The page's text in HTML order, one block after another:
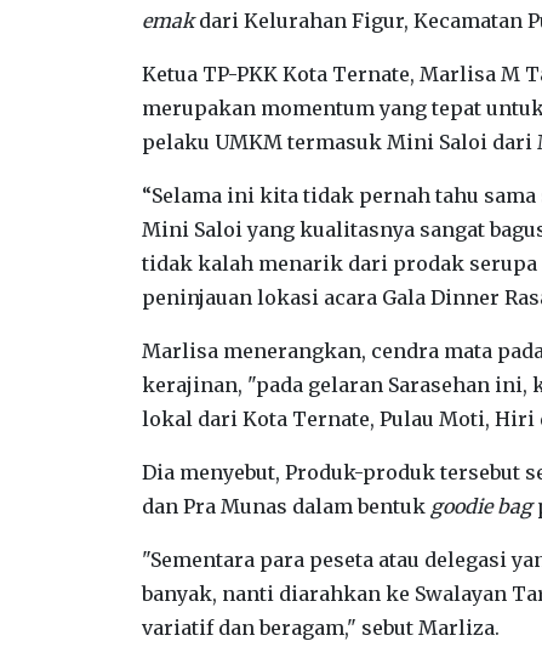
emakdari Kelurahan Figur, Kecamatan
Ketua TP-PKK Kota Ternate, Marlisa M
merupakan momentum yang tepat
pelaku UMKM termasuk Mini Saloi
“Selama ini kita tidak pernah tahu
Mini Saloi yang kualitasnya sangat
tidak kalah menarik dari prodak serupa
peninjauan lokasi acara Gala Dinner
Marlisa menerangkan, cendra mata
kerajinan, "pada gelaran Sarasehan
lokal dari Kota Ternate, Pulau Moti, Hiri
Dia menyebut, Produk-produk tersebut
dan Pra Munas dalam bentuk goodie bag
"Sementara para peseta atau delegasi
banyak, nanti diarahkan ke Swalayan
variatif dan beragam," sebut Marliza.